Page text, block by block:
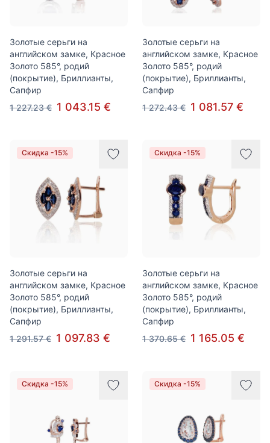
Золотые серьги на
английском замке, Красное
Золото 585°, родий
(покрытие), Бриллианты,
Сапфир
1 227.23 € 1 043.15 €
Золотые серьги на
английском замке, Красное
Золото 585°, родий
(покрытие), Бриллианты,
Сапфир
1 272.43 € 1 081.57 €
Скидка -15%
Золотые серьги на
английском замке, Красное
Золото 585°, родий
(покрытие), Бриллианты,
Сапфир
1 291.57 € 1 097.83 €
Скидка -15%
Золотые серьги на
английском замке, Красное
Золото 585°, родий
(покрытие), Бриллианты,
Сапфир
1 370.65 € 1 165.05 €
Скидка -15% Скидка -15%